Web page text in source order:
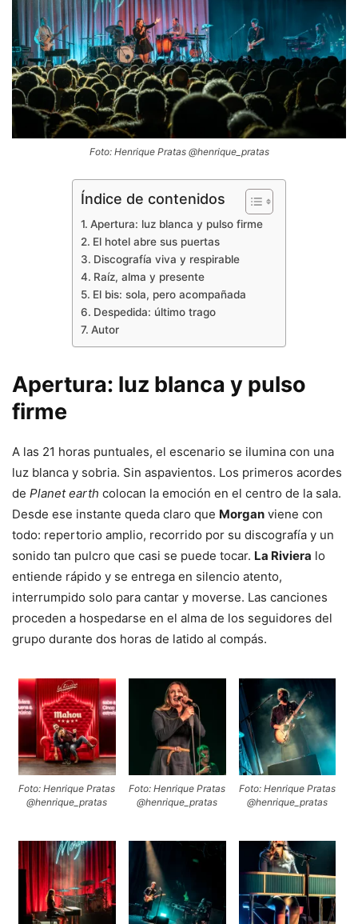
Foto: Henrique Pratas @henrique_pratas
Índice de contenidos
Apertura: luz blanca y pulso firme
El hotel abre sus puertas
Discografía viva y respirable
Raíz, alma y presente
El bis: sola, pero acompañada
Despedida: último trago
Autor
Apertura: luz blanca y pulso
firme
A las 21 horas puntuales, el escenario se ilumina con una
luz blanca y sobria. Sin aspavientos. Los primeros acordes
de Planet earth colocan la emoción en el centro de la sala.
Desde ese instante queda claro que Morgan viene con
todo: repertorio amplio, recorrido por su discografía y un
sonido tan pulcro que casi se puede tocar. La Riviera lo
entiende rápido y se entrega en silencio atento,
interrumpido solo para cantar y moverse. Las canciones
proceden a hospedarse en el alma de los seguidores del
grupo durante dos horas de latido al compás.
Foto: Henrique Pratas
@henrique_pratas
Foto: Henrique Pratas
@henrique_pratas
Foto: Henrique Pratas
@henrique_pratas